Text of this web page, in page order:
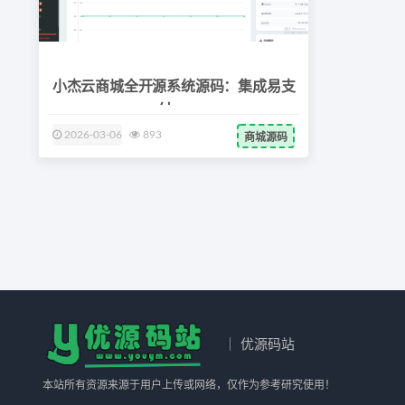
小杰云商城全开源系统源码：集成易支
2026-03-06 893 商城源码
｜ 优源码站
本站所有资源来源于用户上传或网络，仅作为参考研究使用！